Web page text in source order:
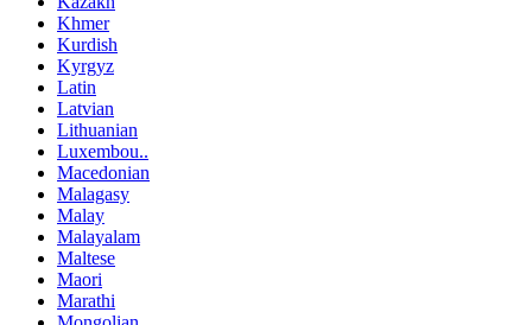
Khmer
Kurdish
Kyrgyz
Latin
Latvian
Lithuanian
Luxembou..
Macedonian
Malagasy
Malay
Malayalam
Maltese
Maori
Marathi